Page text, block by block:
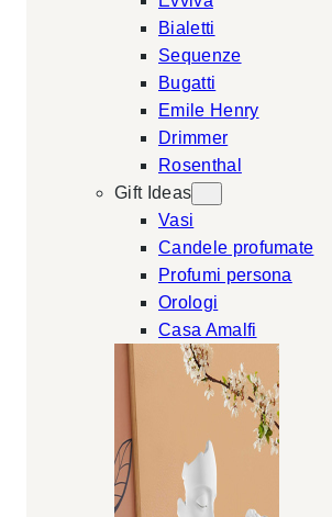
Bialetti
Sequenze
Bugatti
Emile Henry
Drimmer
Rosenthal
Gift Ideas
Vasi
Candele profumate
Profumi persona
Orologi
Casa Amalfi